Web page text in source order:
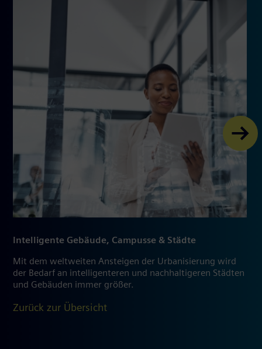
Intelligente Gebäude, Campusse & Städte
Mit dem weltweiten Ansteigen der Urbanisierung wird
der Bedarf an intelligenteren und nachhaltigeren Städten
und Gebäuden immer größer.
Zurück zur Übersicht